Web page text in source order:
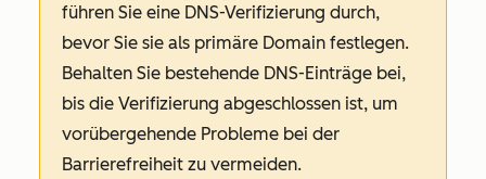
führen Sie eine DNS-Verifizierung durch,
bevor Sie sie als primäre Domain festlegen.
Behalten Sie bestehende DNS-Einträge bei,
bis die Verifizierung abgeschlossen ist, um
vorübergehende Probleme bei der
Barrierefreiheit zu vermeiden.